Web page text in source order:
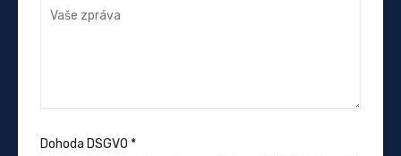
Dohoda DSGVO *